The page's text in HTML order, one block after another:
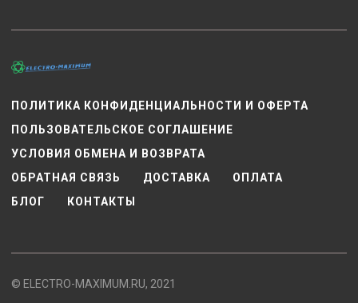
ПОЛИТИКА КОНФИДЕНЦИАЛЬНОСТИ И ОФЕРТА
ПОЛЬЗОВАТЕЛЬСКОЕ СОГЛАШЕНИЕ
УСЛОВИЯ ОБМЕНА И ВОЗВРАТА
ОБРАТНАЯ СВЯЗЬ
ДОСТАВКА
ОПЛАТА
БЛОГ
КОНТАКТЫ
© ELECTRO-MAXIMUM.RU, 2021